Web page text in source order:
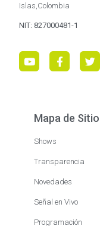
Islas,Colombia
NIT: 827000481-1
Mapa de Sitio
Shows
Transparencia
Novedades
Señal en Vivo
Programación